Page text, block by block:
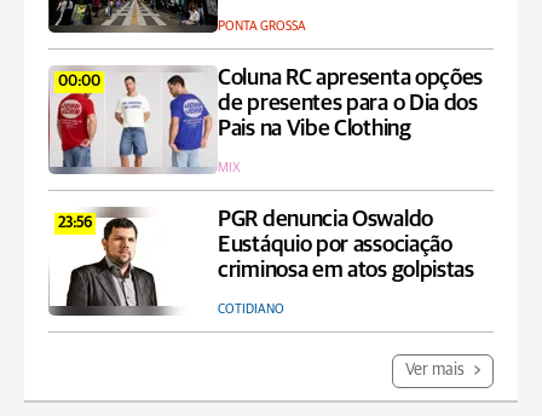
PONTA GROSSA
00:00
Coluna RC apresenta opções
de presentes para o Dia dos
Pais na Vibe Clothing
MIX
23:56
PGR denuncia Oswaldo
Eustáquio por associação
criminosa em atos golpistas
COTIDIANO
Ver mais